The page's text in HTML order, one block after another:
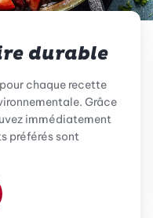
durable
chaque recette
Grâce
immédiatement
préférés sont